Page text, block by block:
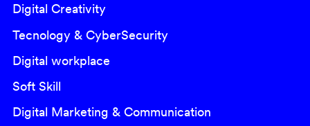
Digital Creativity
Tecnology & CyberSecurity
Digital workplace
Soft Skill
Digital Marketing & Communication